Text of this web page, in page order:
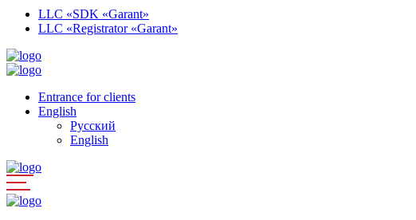
LLC «SDK «Garant»
LLC «Registrator «Garant»
Entrance for clients
English
Русский
English